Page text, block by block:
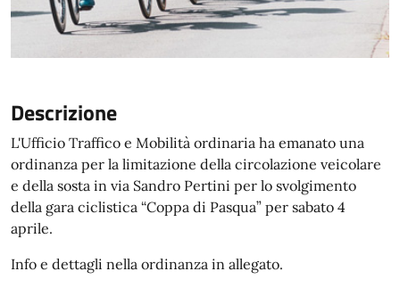
Descrizione
L'Ufficio Traffico e Mobilità ordinaria ha emanato una
ordinanza per la limitazione della circolazione veicolare
e della sosta in via Sandro Pertini per lo svolgimento
della gara ciclistica “Coppa di Pasqua” per sabato 4
aprile.
Info e dettagli nella ordinanza in allegato.